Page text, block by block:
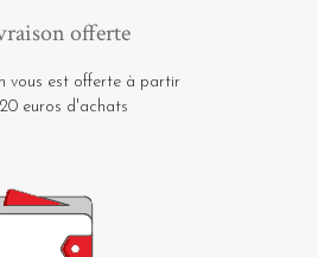
offerte
vous est offerte à partir
euros d'achats